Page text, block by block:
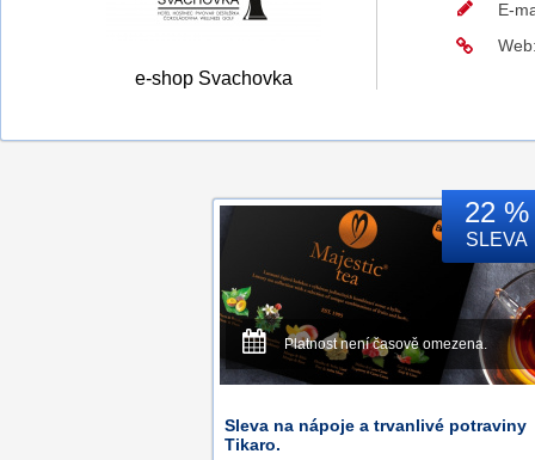
e-shop Svachovka
E-
22 %
SLEVA
Platnost není časově omezena.
Sleva na nápoje a trvanlivé potraviny
Tikaro.